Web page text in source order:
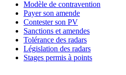
Modèle de contravention
Payer son amende
Contester son PV
Sanctions et amendes
Tolérance des radars
Législation des radars
Stages permis à points